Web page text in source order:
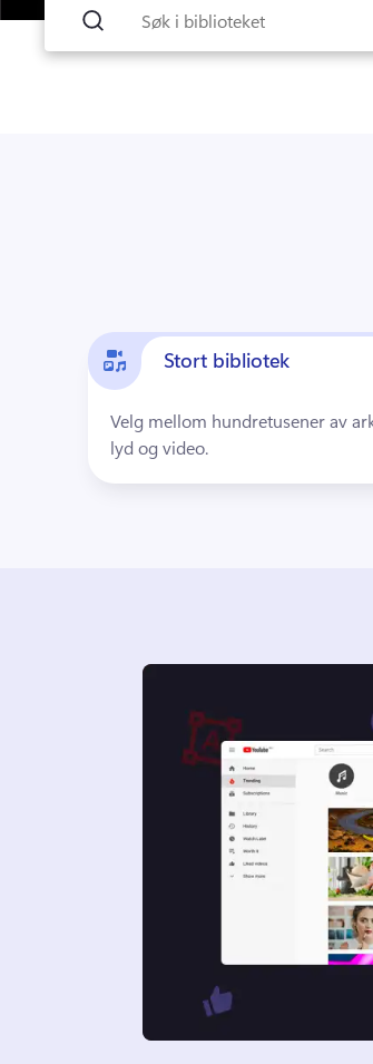
Stort bibliotek
Velg mellom hundretusener av
lyd og video.